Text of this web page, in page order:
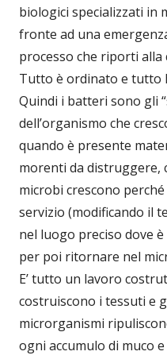
biologici specializzati in
fronte ad una
processo che riporti alla
Tutto è ordinato e tutto
Quindi i batteri sono gli
dell’organismo che
quando è presente
morenti da distruggere,
microbi crescono
servizio (modificando il
nel luogo preciso dove
per poi ritornare nel
E’ tutto un lavoro
costruiscono i tessuti e
microrganismi
ogni accumulo di muco